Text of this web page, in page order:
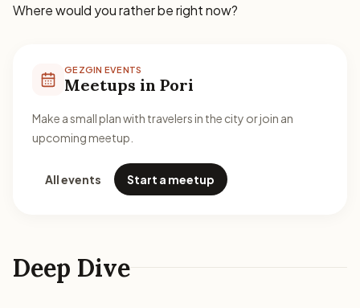
Deep Dive
Where would you rather be right now?
GEZGIN EVENTS
Meetups in Pori
Make a small plan with travelers in the city or join an
upcoming meetup.
All events Start a meetup